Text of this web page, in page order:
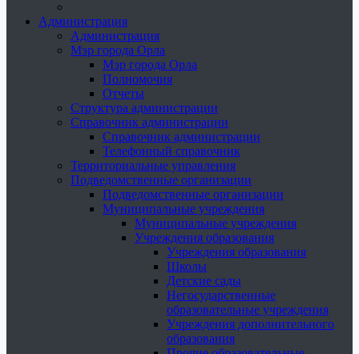
Администрация
Администрация
Мэр города Орла
Мэр города Орла
Полномочия
Отчеты
Структура администрации
Справочник администрации
Справочник администрации
Телефонный справочник
Территориальные управления
Подведомственные организации
Подведомственные организации
Муниципальные учреждения
Муниципальные учреждения
Учреждения образования
Учреждения образования
Школы
Детские сады
Негосударственные
образовательные учреждения
Учреждения дополнительного
образования